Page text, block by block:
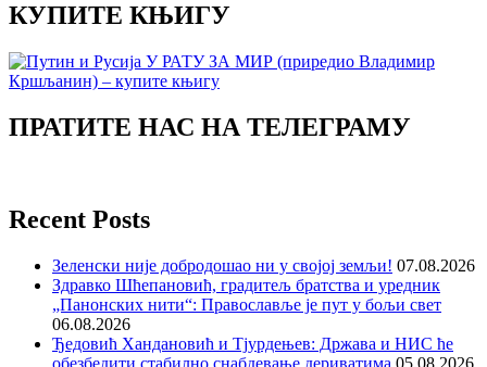
КУПИТЕ КЊИГУ
ПРАТИТЕ НАС НА ТЕЛЕГРАМУ
Recent Posts
Зеленски није добродошао ни у својој земљи! 07.08.2026
Здравко Шћепановић, градитељ братства и уредник
„Панонских нити“: Православље је пут у бољи свет
06.08.2026
Ђедовић Хандановић и Тјурдењев: Држава и НИС ће
обезбедити стабилно снабдевање дериватима 05.08.2026